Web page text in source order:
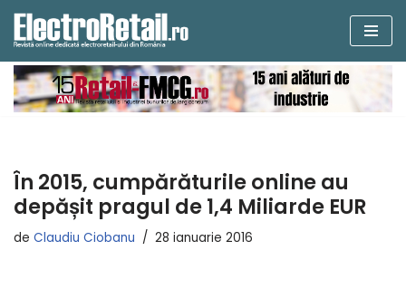
Sari
la
conținut
În 2015, cumpărăturile online au
depășit pragul de 1,4 Miliarde EUR
de Claudiu Ciobanu 28 ianuarie 2016